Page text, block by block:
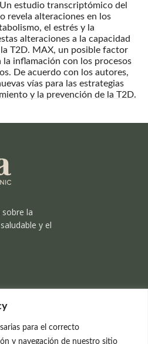
para el correcto
y navegación de nuestro sitio
estudio transcriptómico del
revela alteraciones en los
el estrés y la
alteraciones a la capacidad
T2D. MAX, un posible factor
inflamación con los procesos
De acuerdo con los autores,
vías para las estrategias
y la prevención de la T2D.
la
y el
- 1º